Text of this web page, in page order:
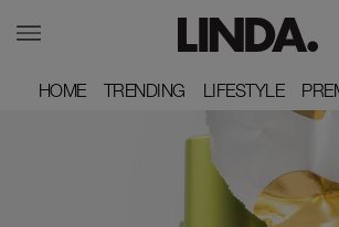
HOME
HOME TRENDING
TRENDING LIFESTYLE
LIFESTYLE